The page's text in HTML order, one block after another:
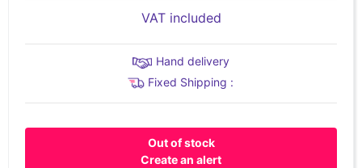
VAT included
Hand delivery
Fixed Shipping :
Out of stock
Create an alert